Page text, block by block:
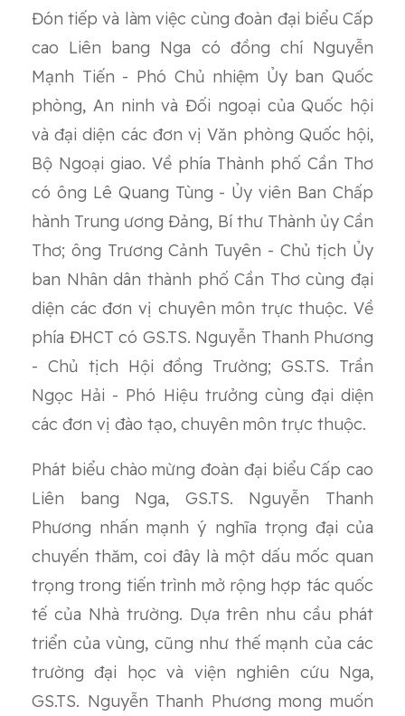
Đón tiếp và làm việc cùng đoàn đại biểu Cấp
cao Liên bang Nga có đồng chí Nguyễn
Mạnh Tiến - Phó Chủ nhiệm Ủy ban Quốc
phòng, An ninh và Đối ngoại của Quốc hội
và đại diện các đơn vị Văn phòng Quốc hội,
Bộ Ngoại giao. Về phía Thành phố Cần Thơ
có ông Lê Quang Tùng - Ủy viên Ban Chấp
hành Trung ương Đảng, Bí thư Thành ủy Cần
Thơ; ông Trương Cảnh Tuyên - Chủ tịch Ủy
ban Nhân dân thành phố Cần Thơ cùng đại
diện các đơn vị chuyên môn trực thuộc. Về
phía ĐHCT có GS.TS. Nguyễn Thanh Phương
- Chủ tịch Hội đồng Trường; GS.TS. Trần
Ngọc Hải - Phó Hiệu trưởng cùng đại diện
các đơn vị đào tạo, chuyên môn trực thuộc.
Phát biểu chào mừng đoàn đại biểu Cấp cao
Liên bang Nga, GS.TS. Nguyễn Thanh
Phương nhấn mạnh ý nghĩa trọng đại của
chuyến thăm, coi đây là một dấu mốc quan
trọng trong tiến trình mở rộng hợp tác quốc
tế của Nhà trường. Dựa trên nhu cầu phát
triển của vùng, cũng như thế mạnh của các
trường đại học và viện nghiên cứu Nga,
GS.TS. Nguyễn Thanh Phương mong muốn